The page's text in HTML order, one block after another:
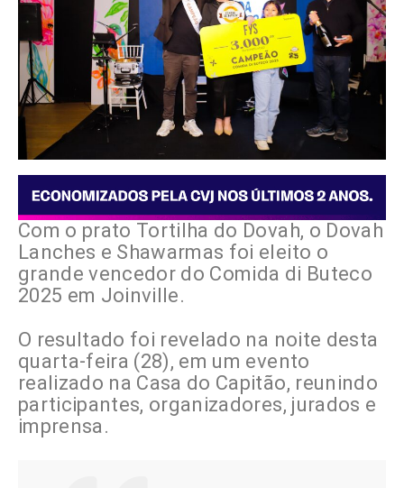
Com o prato Tortilha do Dovah, o Dovah
Lanches e Shawarmas foi eleito o
grande vencedor do Comida di Buteco
2025 em Joinville.
O resultado foi revelado na noite desta
quarta-feira (28), em um evento
realizado na Casa do Capitão, reunindo
participantes, organizadores, jurados e
imprensa.